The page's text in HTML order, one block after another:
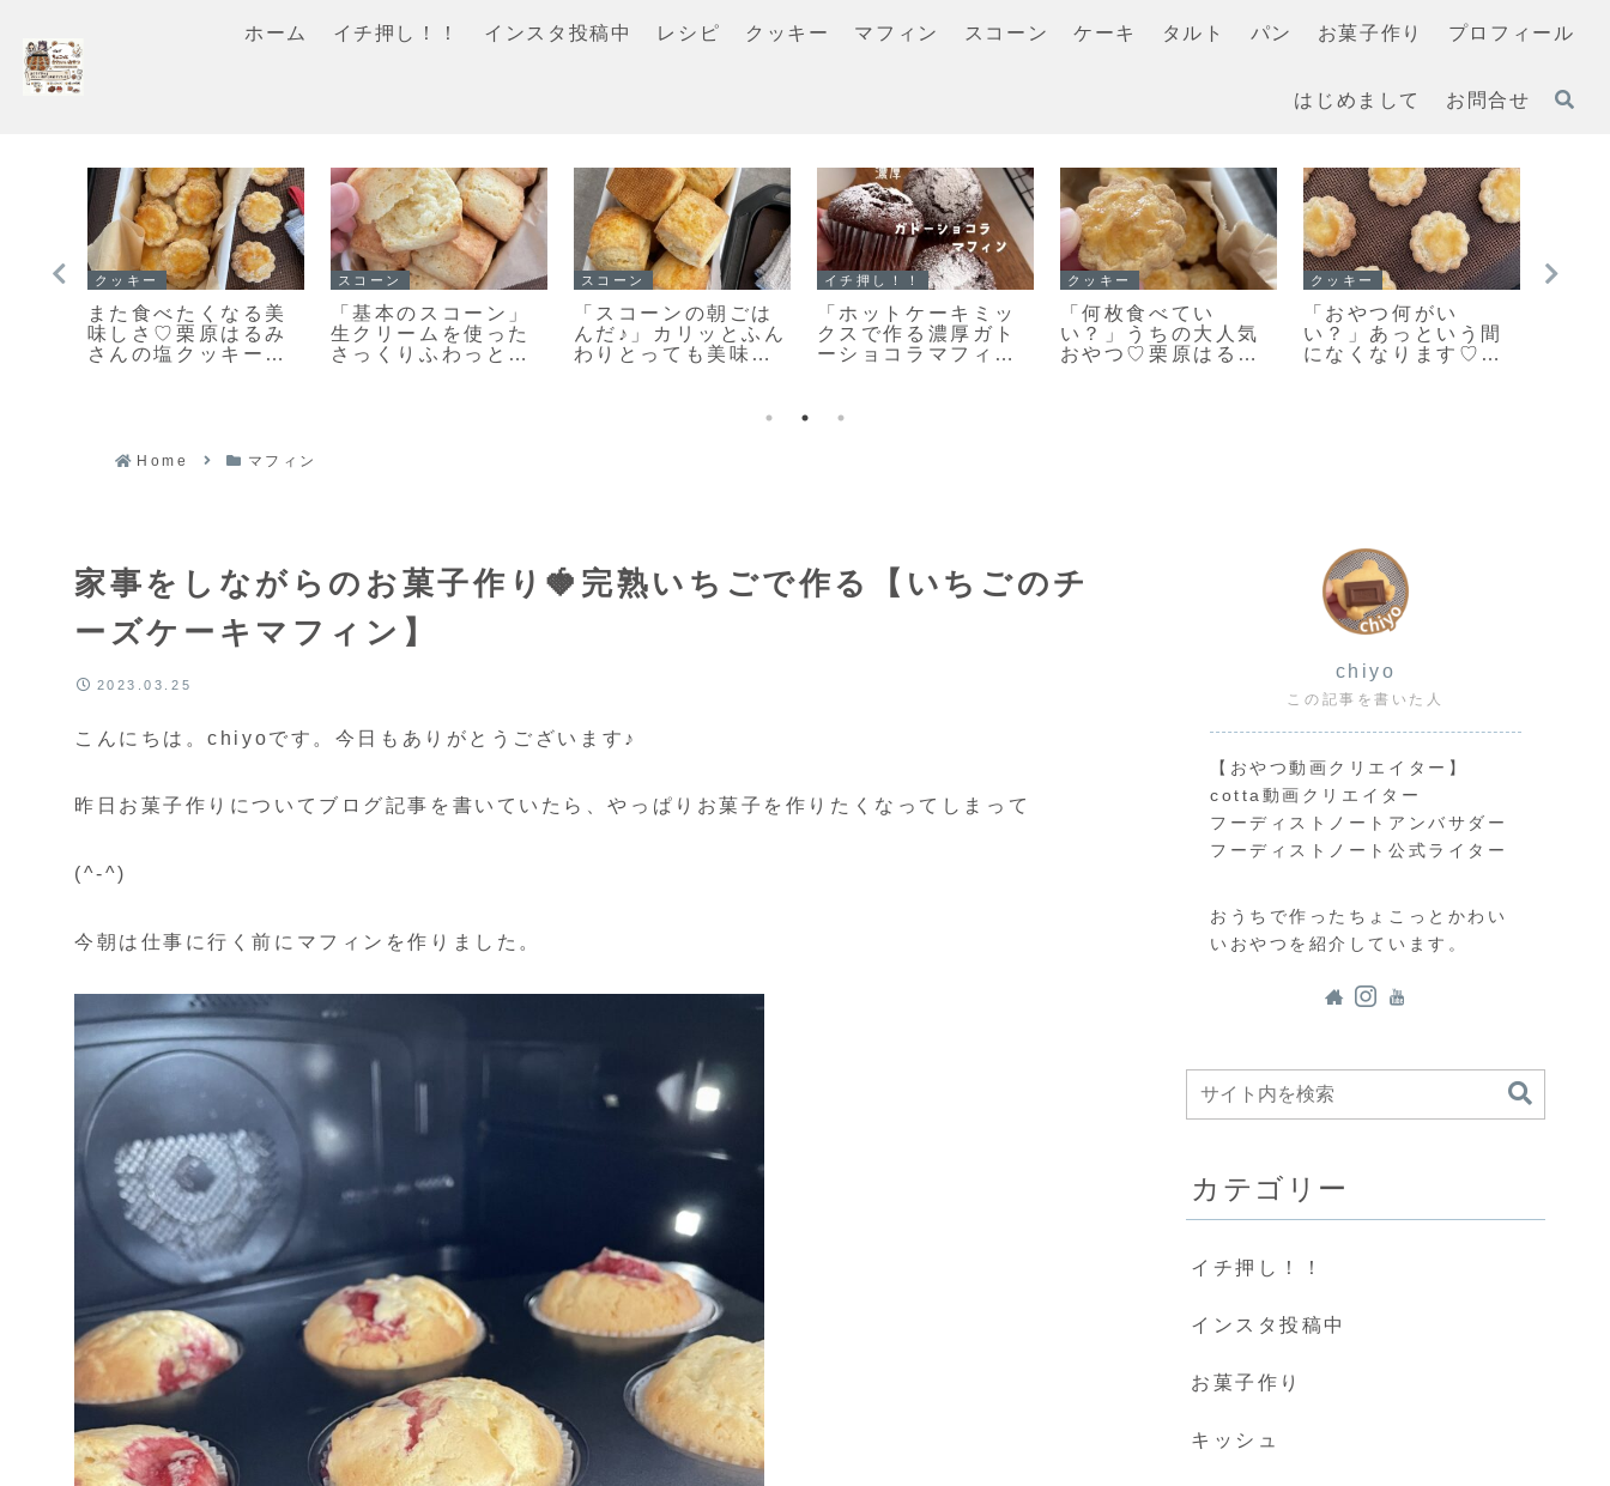
ホーム イチ押し！！ インスタ投稿中 レシピ クッキー マフィン スコーン ケーキ タルト パン お菓子作り プロフィール
はじめまして お問合せ
という間
ます♡栗
イチ押し！！
「メロンパンクッキ
ー」ちっちゃくてか
わいい♡まるでメロ
イチ押し！！
「くまのキャラメル
ナッツクッキー」キ
ャラメルナッツがカ
マフィン
すぐに作れる♥食べら
れる♥濃厚ガトーショ
コラマフィン作りま
スコーン
手軽に作る♪とっても
美味しい♡見た目も
キレイなスコーン作
イチ押し！！
「基本のスコーン」
こんがりキレイな焼
き色のカリッとふん
マフィン
「濃厚ガトーショコ
ラマフィン」冷やし
て美味しいマフィン
Home マフィン
家事をしながらのお菓子作り🍓完熟いちごで作る【いちごのチ
ーズケーキマフィン】
2023.03.25
こんにちは。chiyoです。今日もありがとうございます♪
昨日お菓子作りについてブログ記事を書いていたら、やっぱりお菓子を作りたくなってしまって
(^-^)
今朝は仕事に行く前にマフィンを作りました。
chiyo
この記事を書いた人
【おやつ動画クリエイター】
cotta動画クリエイター
フーディストノートアンバサダー
フーディストノート公式ライター
おうちで作ったちょこっとかわい
いおやつを紹介しています。
カテゴリー
イチ押し！！
インスタ投稿中
お菓子作り
キッシュ